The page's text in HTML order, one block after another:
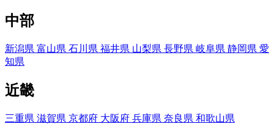
中部
新潟県 富山県 石川県 福井県 山梨県 長野県 岐阜県 静岡県 愛
知県
近畿
三重県 滋賀県 京都府 大阪府 兵庫県 奈良県 和歌山県